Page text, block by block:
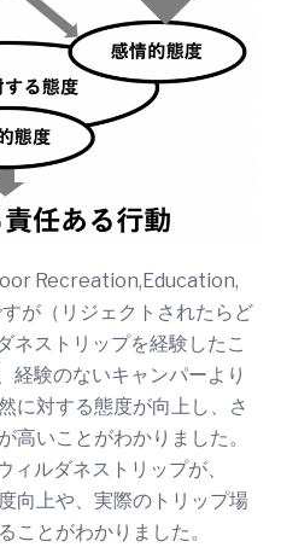
Recreation,Education,
が（リジェクトされたらど
ネストリップを経験したこ
経験のないキャンパーより
に対する態度が向上し、さ
高いことがわかりました。
ルダネストリップが、
向上や、実際のトリップ場
ことがわかりました。